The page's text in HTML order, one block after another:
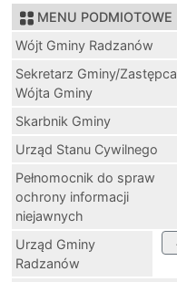
MENU PODMIOTOWE
Wójt Gminy Radzanów
Sekretarz Gminy/Zastępca
Wójta Gminy
Skarbnik Gminy
Urząd Stanu Cywilnego
Pełnomocnik do spraw
ochrony informacji
niejawnych
Urząd Gminy
Radzanów